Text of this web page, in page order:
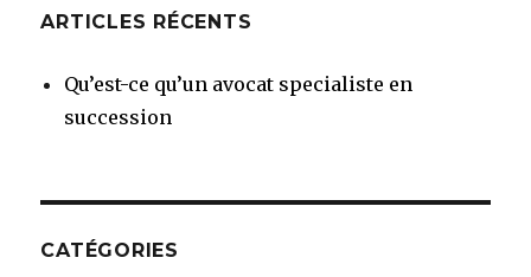
ARTICLES RÉCENTS
Qu’est-ce qu’un avocat specialiste en
succession
CATÉGORIES